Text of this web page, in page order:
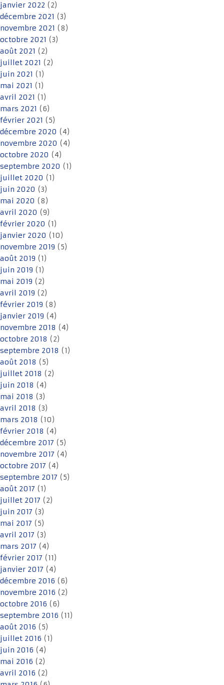
janvier 2022 (2)
décembre 2021 (3)
novembre 2021 (8)
octobre 2021 (3)
août 2021 (2)
juillet 2021 (2)
juin 2021 (1)
mai 2021 (1)
avril 2021 (1)
mars 2021 (6)
février 2021 (5)
décembre 2020 (4)
novembre 2020 (4)
octobre 2020 (4)
septembre 2020 (1)
juillet 2020 (1)
juin 2020 (3)
mai 2020 (8)
avril 2020 (9)
février 2020 (1)
janvier 2020 (10)
novembre 2019 (5)
août 2019 (1)
juin 2019 (1)
mai 2019 (2)
avril 2019 (2)
février 2019 (8)
janvier 2019 (4)
novembre 2018 (4)
octobre 2018 (2)
septembre 2018 (1)
août 2018 (5)
juillet 2018 (2)
juin 2018 (4)
mai 2018 (3)
avril 2018 (3)
mars 2018 (10)
février 2018 (4)
décembre 2017 (5)
novembre 2017 (4)
octobre 2017 (4)
septembre 2017 (5)
août 2017 (1)
juillet 2017 (2)
juin 2017 (3)
mai 2017 (5)
avril 2017 (3)
mars 2017 (4)
février 2017 (11)
janvier 2017 (4)
décembre 2016 (6)
novembre 2016 (2)
octobre 2016 (6)
septembre 2016 (11)
août 2016 (5)
juillet 2016 (1)
juin 2016 (4)
mai 2016 (2)
avril 2016 (2)